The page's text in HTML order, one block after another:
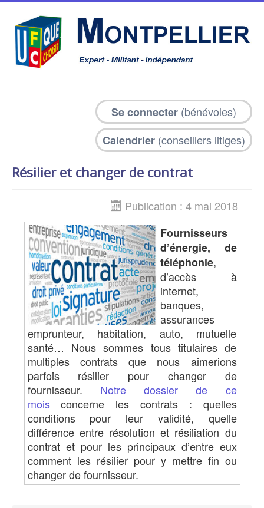
Se connecter (bénévoles)
Calendrier (conseillers litiges)
Résilier et changer de contrat
Publication : 4 mai 2018
Fournisseurs
d’énergie, de
téléphonie,
d’accès à
internet,
banques,
assurances
emprunteur, habitation, auto, mutuelle
santé… Nous sommes tous titulaires de
multiples contrats que nous aimerions
parfois résilier pour changer de
fournisseur. Notre dossier de ce
moisconcerne les contrats : quelles
conditions pour leur validité, quelle
différence entre résolution et résiliation du
contrat et pour les principaux d’entre eux
comment les résilier pour y mettre fin ou
changer de fournisseur.